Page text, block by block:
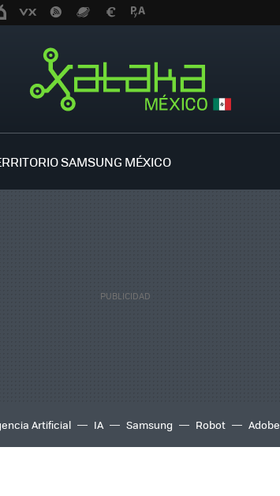
SAMSUNG MÉXICO
Artificial IA Samsung Robot Adobe